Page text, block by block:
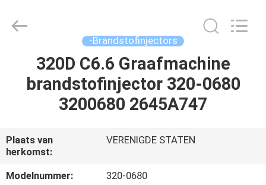
HUIS
PRODUCTEN
ONGEVEER
ONS
Co.,LTD.
-Brandstofinjectors
320D C6.6 Graafmachine
brandstofinjector 320-0680
3200680 2645A747
Plaats van
herkomst:
VERENIGDE STATEN
Modelnummer:
320-0680